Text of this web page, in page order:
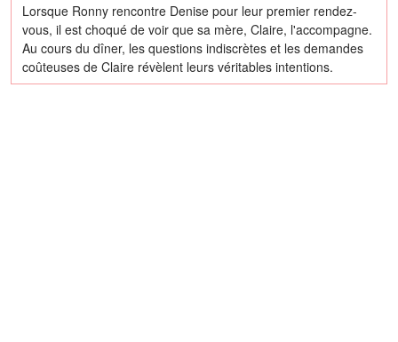
Lorsque Ronny rencontre Denise pour leur premier rendez-
vous, il est choqué de voir que sa mère, Claire, l'accompagne.
Au cours du dîner, les questions indiscrètes et les demandes
coûteuses de Claire révèlent leurs véritables intentions.